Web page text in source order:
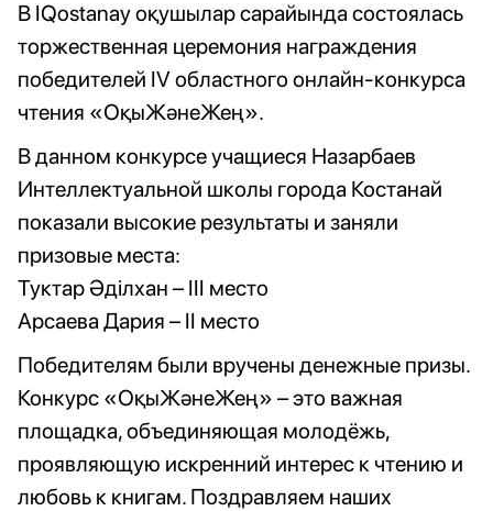
В IQostanay оқушылар сарайында состоялась
торжественная церемония награждения
победителей IV областного онлайн-конкурса
чтения «ОқыЖәнеЖең».
В данном конкурсе учащиеся Назарбаев
Интеллектуальной школы города Костанай
показали высокие результаты и заняли
призовые места:
Туктар Әділхан – III место
Арсаева Дария – II место
Победителям были вручены денежные призы.
Конкурс «ОқыЖәнеЖең» – это важная
площадка, объединяющая молодёжь,
проявляющую искренний интерес к чтению и
любовь к книгам. Поздравляем наших